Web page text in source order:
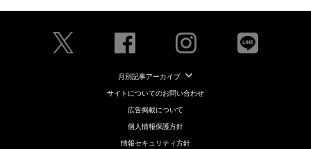
月別記事アーカイブ
サイトについてのお問い合わせ
広告掲載について
個人情報保護方針
情報セキュリティ方針